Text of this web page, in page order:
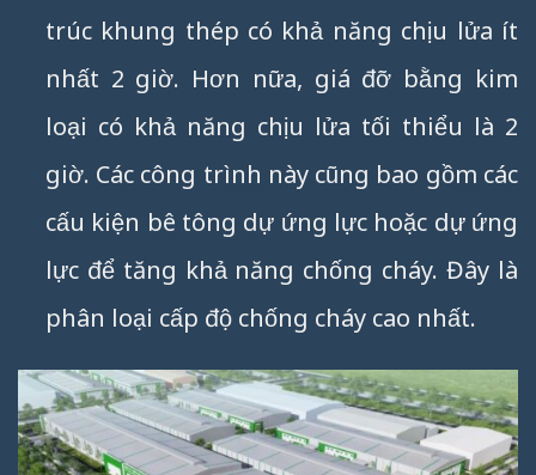
trúc khung thép có khả năng chịu lửa ít
nhất 2 giờ. Hơn nữa, giá đỡ bằng kim
loại có khả năng chịu lửa tối thiểu là 2
giờ. Các công trình này cũng bao gồm các
cấu kiện bê tông dự ứng lực hoặc dự ứng
lực để tăng khả năng chống cháy. Đây là
phân loại cấp độ chống cháy cao nhất.